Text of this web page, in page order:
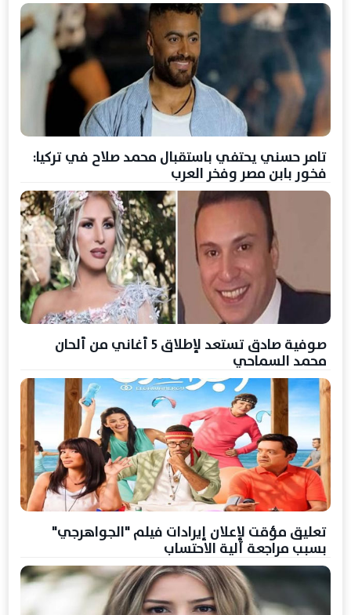
تامر حسني يحتفي باستقبال محمد صلاح في تركيا:
فخور بابن مصر وفخر العرب
صوفية صادق تستعد لإطلاق 5 أغاني من ألحان
محمد السماحي
تعليق مؤقت لإعلان إيرادات فيلم "الجواهرجي"
بسبب مراجعة آلية الاحتساب